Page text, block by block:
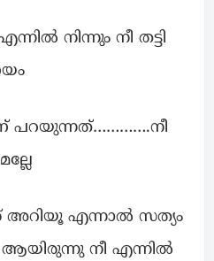
നിന്നും നീ തട്ടി
പറയുന്നത്………….നീ
അറിയൂ എന്നാൽ സത്യം
നീ എന്നിൽ